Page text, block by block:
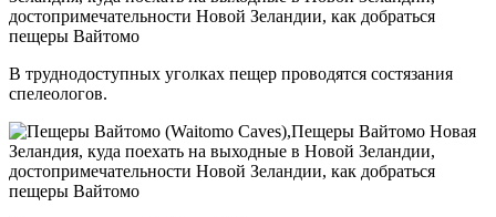
В труднодоступных уголках пещер проводятся состязания
спелеологов.